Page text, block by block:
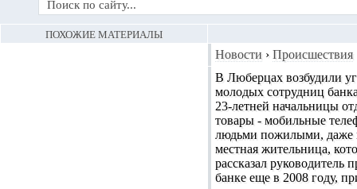
Новости › Происшествия
В Люберцах возбудили
молодых сотрудниц
23-летней начальницы
товары - мобильные
людьми пожилыми, даже
местная жительница,
рассказал
банке еще в 2008 году,
ПОХОЖИЕ МАТЕРИАЛЫ